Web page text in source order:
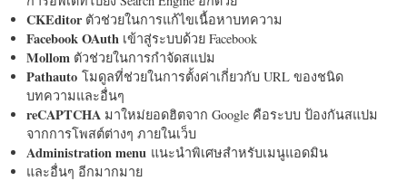
CKEditorตัวช่วยในการแก้ไขเนื้อหาบทความ
Facebook OAuth เข้าสู่ระบบด้วย Facebook
Mollom ตัวช่วยในการกำจัดสแปม
Pathauto โมดูลที่ช่วยในการตั้งค่าเกี่ยวกับ URL ของชนิด
บทความและอื่นๆ
reCAPTCHA มาใหม่ยอดฮิตจาก Google คือระบบ ป้องกันสแปม
จากการโพสต์ต่างๆ ภายในเว็บ
Administration menu แนะนำพิเศษสำหรับเมนูแอดมิน
และอื่นๆ อีกมากมาย